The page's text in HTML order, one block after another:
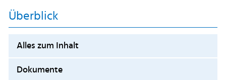
Überblick
Alles zum Inhalt
Dokumente